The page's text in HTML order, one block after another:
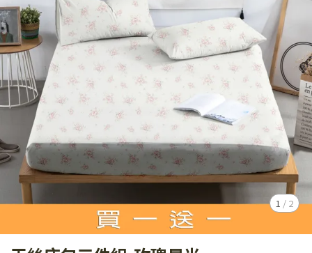
1 / 2